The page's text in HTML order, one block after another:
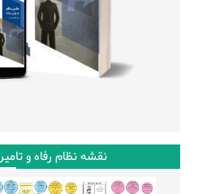
نقشه نظام رفاه و